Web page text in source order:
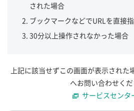
された場合
ブックマークなどでURLを直接
30分以上操作されなかった場合
上記に該当せずこの画面が表示され
へお問い合わせくだ
サービスセンタ